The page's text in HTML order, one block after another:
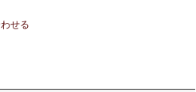
せる